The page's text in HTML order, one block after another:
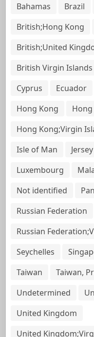
Bahamas Brazil
British;Hong Kong
British;United
British Virgin Islands
Cyprus
Ecuador
Hong Kong
Hong Kong;Virgin
Isle of Man
Jersey
Luxembourg
Not identified
Russian Federation
Russian
Seychelles
Taiwan
Taiwan,
Undetermined
United Kingdom
United